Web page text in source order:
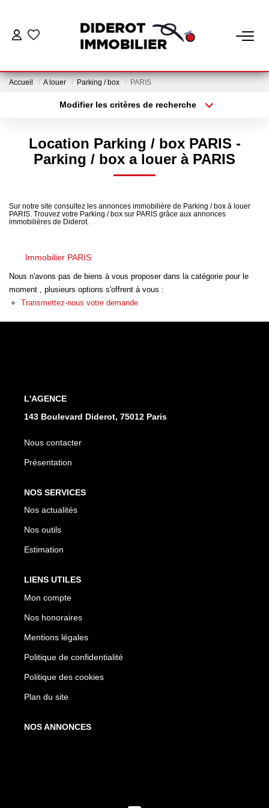
Espace Client Gestion
CONTACT
Accueil A louer Parking / box PARIS
Modifier les critères de recherche
Surface min Budget max
Location Parking / box PARIS -
Parking / box a louer à PARIS
Sur notre site consultez les annonces immobilière de Parking / box à louer
PARIS. Trouvez votre Parking / box sur PARIS grâce aux annonces
immobilières de Diderot.
Immobilier PARIS
Nous n'avons pas de biens à vous proposer dans la catégorie pour le
moment , plusieurs options s'offrent à vous :
Transmettez-nous votre demande
L'AGENCE
143 Boulevard Diderot, 75012 Paris
Nous contacter
Présentation
NOS SERVICES
Nos actualités
Nos outils
Estimation
LIENS UTILES
Mon compte
Nos honoraires
Mentions légales
Politique de confidentialité
Politique des cookies
Plan du site
NOS ANNONCES